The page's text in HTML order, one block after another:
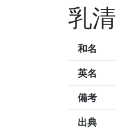
乳
和名
英名
備考
出典